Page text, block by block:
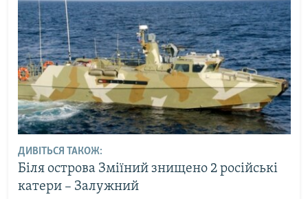
ДИВІТЬСЯ ТАКОЖ:
Біля острова Зміїний знищено 2 російські
катери – Залужний